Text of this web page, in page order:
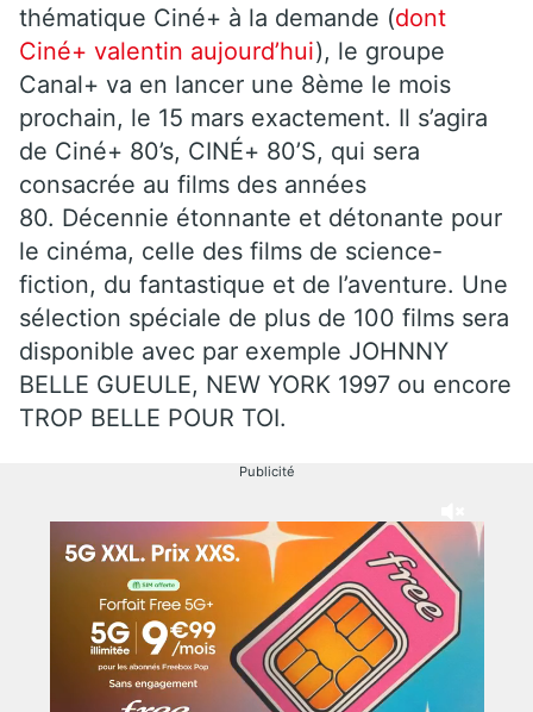
thématique Ciné+ à la demande (dont
Ciné+ valentin aujourd’hui), le groupe
Canal+ va en lancer une 8ème le mois
prochain, le 15 mars exactement. Il s’agira
de Ciné+ 80’s, CINÉ+ 80’S, qui sera
consacrée au films des années
80. Décennie étonnante et détonante pour
le cinéma, celle des films de science-
fiction, du fantastique et de l’aventure. Une
sélection spéciale de plus de 100 films sera
disponible avec par exemple JOHNNY
BELLE GUEULE, NEW YORK 1997 ou encore
TROP BELLE POUR TOI.
Publicité